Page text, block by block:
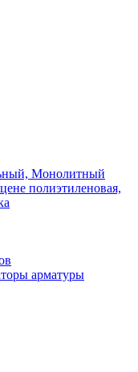
Монолитный
полиэтиленовая,
арматуры